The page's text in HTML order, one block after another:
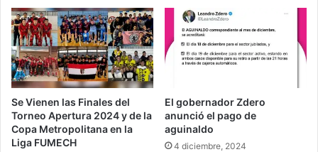
Se Vienen las Finales del
Torneo Apertura 2024 y de la
Copa Metropolitana en la
Liga FUMECH
El gobernador Zdero
anunció el pago de
aguinaldo
4 diciembre, 2024